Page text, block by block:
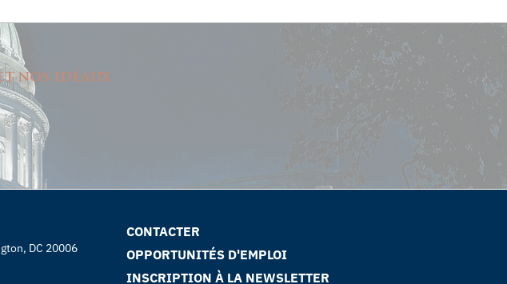
nos idéaux
DC 20006
CONTACTER
OPPORTUNITÉS D'EMPLOI
INSCRIPTION À LA NEWSLETTER